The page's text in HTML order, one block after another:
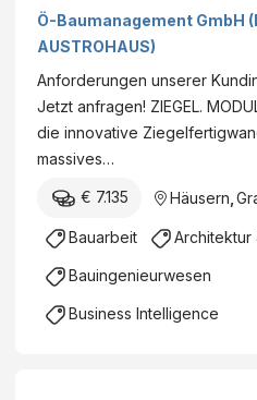
Ö-Baumanagement GmbH
AUSTROHAUS)
Anforderungen unserer
Jetzt anfragen! ZIEGEL.
die innovative
massives…
€ 7.135 Häusern
Bauarbeit Architektur
Bauingenieurwesen
Business Intelligence